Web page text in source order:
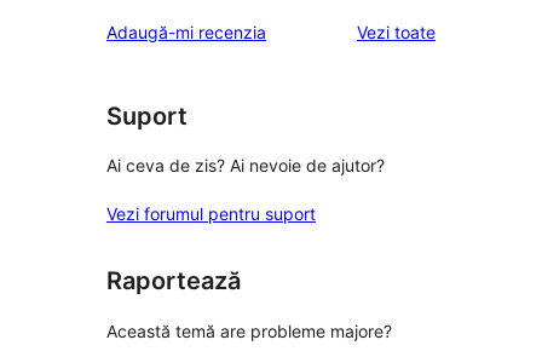
Adaugă-mi recenzia Vezi toaterecenziile
Suport
Ai ceva de zis? Ai nevoie de ajutor?
Vezi forumul pentru suport
Raportează
Această temă are probleme majore?